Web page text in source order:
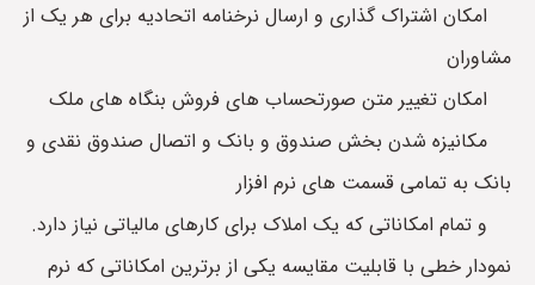
امکان اشتراک گذاری و ارسال نرخنامه اتحادیه برای هر یک از
مشاوران
امکان تغییر متن صورتحساب های فروش بنگاه های ملک
مکانیزه شدن بخش صندوق و بانک و اتصال صندوق نقدی و
بانک به تمامی قسمت های نرم افزار
و تمام امکاناتی که یک املاک برای کارهای مالیاتی نیاز دارد.
نمودار خطی با قابلیت مقایسه یکی از برترین امکاناتی که نرم